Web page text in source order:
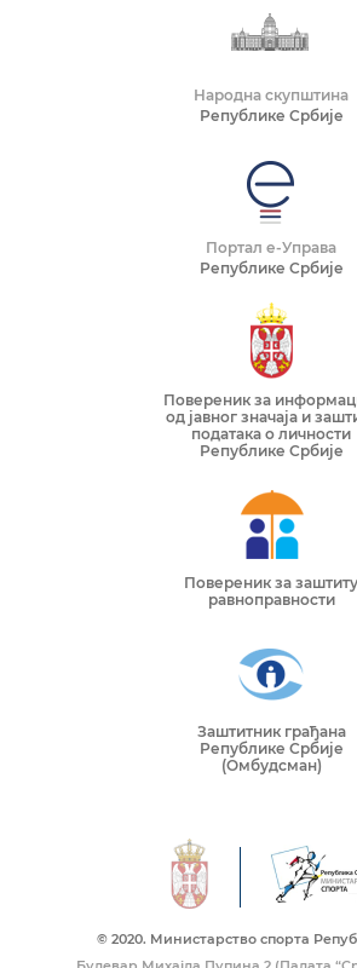
Народна скупштина
Републике Србије
Портал е-Управа
Републике Србије
Повереник за
од јавног значаја и
података о личности
Републике Србије
Повереник за заштиту
равноправности
Заштитник грађана
Републике Србије
(Омбудсман)
© 2020. Mинистарство спорта